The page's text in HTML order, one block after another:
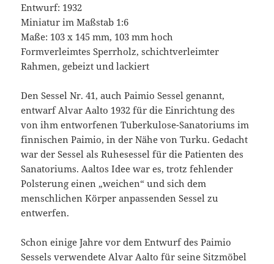
Entwurf: 1932
Miniatur im Maßstab 1:6
Maße: 103 x 145 mm, 103 mm hoch
Formverleimtes Sperrholz, schichtverleimter
Rahmen, gebeizt und lackiert
Den Sessel Nr. 41, auch Paimio Sessel genannt,
entwarf Alvar Aalto 1932 für die Einrichtung des
von ihm entworfenen Tuberkulose-Sanatoriums im
finnischen Paimio, in der Nähe von Turku. Gedacht
war der Sessel als Ruhesessel für die Patienten des
Sanatoriums. Aaltos Idee war es, trotz fehlender
Polsterung einen „weichen“ und sich dem
menschlichen Körper anpassenden Sessel zu
entwerfen.
Schon einige Jahre vor dem Entwurf des Paimio
Sessels verwendete Alvar Aalto für seine Sitzmöbel